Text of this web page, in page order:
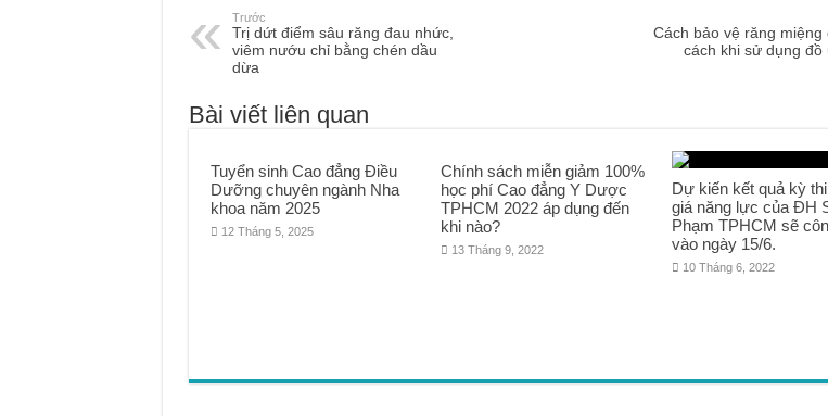
Trước
Trị dứt điểm sâu răng đau nhức,
viêm nướu chỉ bằng chén dầu
dừa
Cách bảo vệ răng miệng
cách khi sử dụng đồ
Bài viết liên quan
Tuyển sinh Cao đẳng Điều
Dưỡng chuyên ngành Nha
khoa năm 2025
12 Tháng 5, 2025
Chính sách miễn giảm 100%
học phí Cao đẳng Y Dược
TPHCM 2022 áp dụng đến
khi nào?
13 Tháng 9, 2022
Dự kiến kết quả kỳ
giá năng lực của ĐH
Phạm TPHCM sẽ
vào ngày 15/6.
10 Tháng 6, 2022